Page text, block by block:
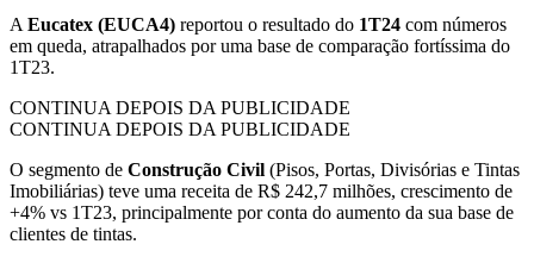
A Eucatex (EUCA4) reportou o resultado do 1T24 com números
em queda, atrapalhados por uma base de comparação fortíssima do
1T23.
CONTINUA DEPOIS DA PUBLICIDADE
CONTINUA DEPOIS DA PUBLICIDADE
O segmento de Construção Civil (Pisos, Portas, Divisórias e Tintas
Imobiliárias) teve uma receita de R$ 242,7 milhões, crescimento de
+4% vs 1T23, principalmente por conta do aumento da sua base de
clientes de tintas.